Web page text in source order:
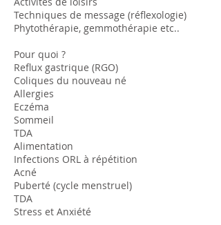
Techniques de message (réflexologie)
Phytothérapie, gemmothérapie etc..
Pour quoi ?
Reflux gastrique (RGO)
Coliques du nouveau né
Allergies
Eczéma
Sommeil
TDA
Alimentation
Infections ORL à répétition
Acné
Puberté (cycle menstruel)
TDA
Stress et Anxiété